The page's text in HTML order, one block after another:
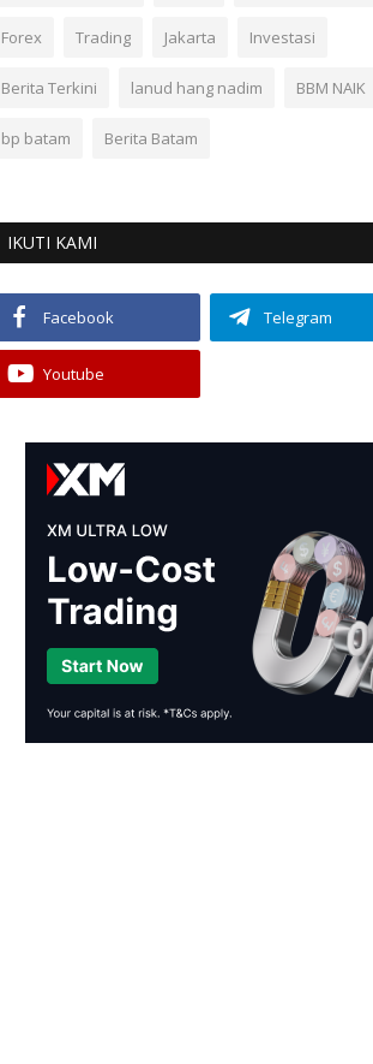
Forex Trading Jakarta Investasi
Berita Terkini lanud hang nadim BBM NAIK
bp batam Berita Batam
IKUTI KAMI
Facebook Telegram
Youtube